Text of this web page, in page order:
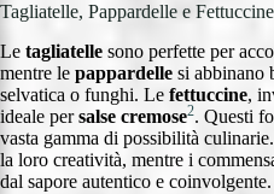
Tagliatelle, Pappardelle e
Le tagliatelle sono perfette per
mentre le pappardelle si abbinano
selvatica o funghi. Le fettuccine,
ideale persalse cremose2. Questi
vasta gamma di possibilità
la loro creatività, mentre i
dal sapore autentico e coinvolgente.